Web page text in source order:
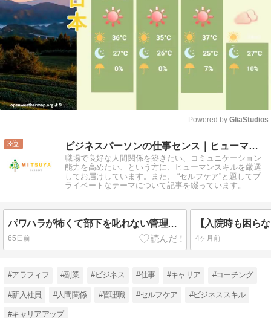
Mute
Powered by GliaStudios
3 ビジネスパーソンの仕事センス｜ヒューマンスキルの提案
職場で良好な人間関係を築きたい、コミュニケーション
能力を高めたい、という方に、ヒューマンスキルを厳選
してお届けしています。また、 “セルフケア”と題してプ
ライベートなテーマについて記事を綴っています。
パワハラが怖くて部下を叱れない管理職へ｜関係を壊さないフィードバックの技術
65日前 4ヶ月前
#アラフィフ #副業 #ビジネス #仕事 #キャリア #コーチング
#新入社員 #人間関係 #管理職 #セルフケア #ビジネススキル
#キャリアアップ